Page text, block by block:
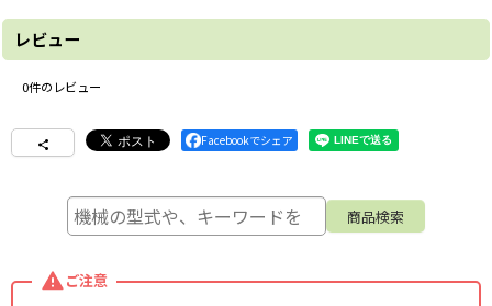
レビュー
0件のレビュー
Facebookでシェア
ご注意